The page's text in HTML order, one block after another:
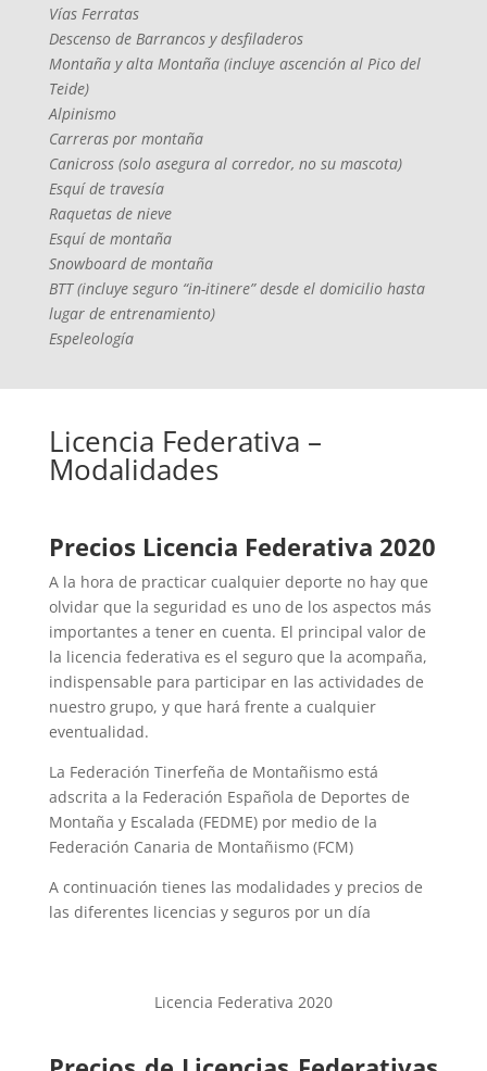
Vías Ferratas
Descenso de Barrancos y desfiladeros
Montaña y alta Montaña (incluye ascención al Pico del
Teide)
Alpinismo
Carreras por montaña
Canicross (solo asegura al corredor, no su mascota)
Esquí de travesía
Raquetas de nieve
Esquí de montaña
Snowboard de montaña
BTT (incluye seguro “in-itinere” desde el domicilio hasta
lugar de entrenamiento)
Espeleología
Licencia Federativa –
Modalidades
Precios Licencia Federativa 2020
A la hora de practicar cualquier deporte no hay que
olvidar que la seguridad es uno de los aspectos más
importantes a tener en cuenta. El principal valor de
la licencia federativa es el seguro que la acompaña,
indispensable para participar en las actividades de
nuestro grupo, y que hará frente a cualquier
eventualidad.
La Federación Tinerfeña de Montañismo está
adscrita a la Federación Española de Deportes de
Montaña y Escalada (FEDME) por medio de la
Federación Canaria de Montañismo (FCM)
A continuación tienes las modalidades y precios de
las diferentes licencias y seguros por un día
Licencia Federativa 2020